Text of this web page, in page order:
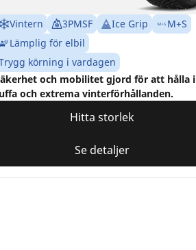
Vintern 3PMSF Ice Grip
M+S
Lämplig för elbil
körning i vardagen
och mobilitet gjord för att hålla i
och extrema vinterförhållanden.
Hitta storlek
Se detaljer